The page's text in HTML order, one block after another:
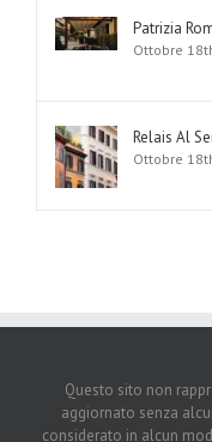
Patrizia
Ottobre
Relais Al
Ottobre
Questo sito non
aggiornato senza
considerato in alcun